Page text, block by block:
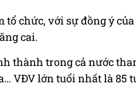
chức, với sự đồng ý
cai.
thành trong cả nước
VĐV lớn tuổi nhất là 85